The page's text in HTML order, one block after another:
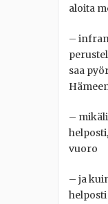
aloita
–
saa
–
vuoro
– ja